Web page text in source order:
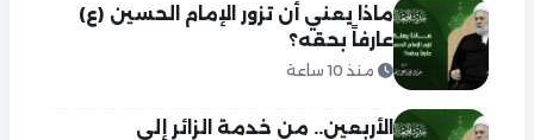
ماذا يعني أن تزور الإمام الحسين (ع)
عارفاً بحقه؟
منذ 10 ساعة
الأربعين.. من خدمة الزائر إلى